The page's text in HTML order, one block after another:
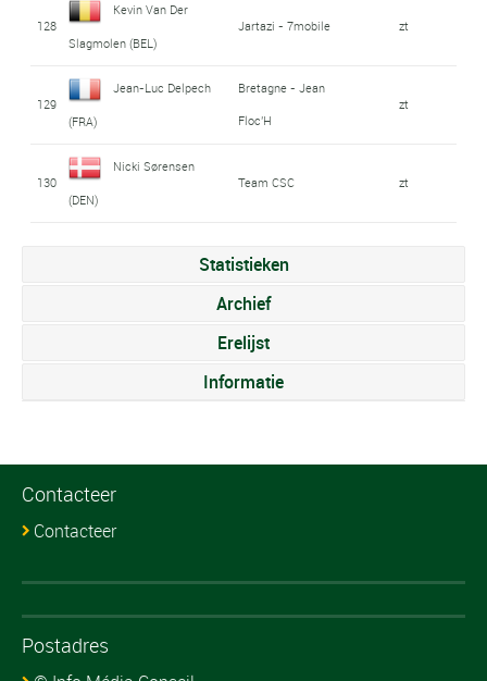
128
Kevin Van Der
Slagmolen (BEL)
Jartazi - 7mobile zt
129
Jean-Luc Delpech
(FRA)
Bretagne - Jean
Floc'H
zt
130
Nicki Sørensen
(DEN)
Team CSC zt
Statistieken
Archief
Erelijst
Informatie
Contacteer
Contacteer
Postadres